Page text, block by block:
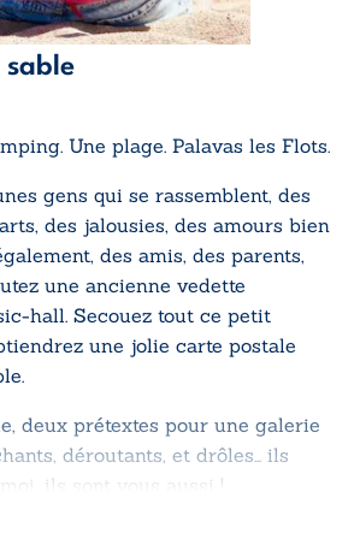
sable
Une plage. Palavas les Flots.
gens qui se rassemblent, des
des jalousies, des amours bien
des amis, des parents,
une ancienne vedette
hall. Secouez tout ce petit
une jolie carte postale
deux prétextes pour une galerie
déroutants, et drôles… ils
ils sont vous aussi !